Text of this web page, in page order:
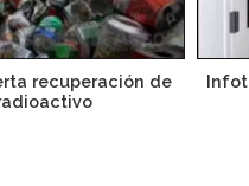
recuperación de